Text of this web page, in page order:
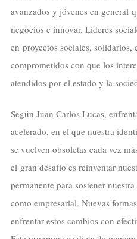
avanzados y jóvenes en general
negocios e innovar. Líderes
en proyectos sociales, solidarios,
comprometidos con que los
atendidos por el estado y la
Según Juan Carlos Lucas,
acelerado, en el que nuestra
se vuelven obsoletas cada vez
el gran desafío es reinventar
permanente para sostener
como empresarial. Nuevas
enfrentar estos cambios con